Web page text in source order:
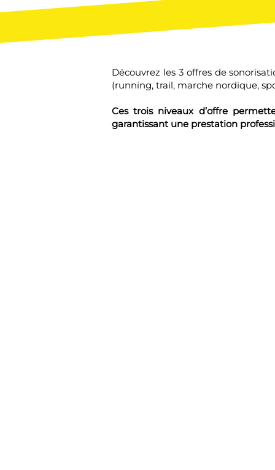
Découvrez les 3 offres de
(running, trail, marche nordique,
Ces trois niveaux d’offre
garantissant une prestation